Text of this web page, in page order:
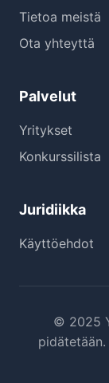
Tietoa meistä
Ota yhteyttä
Palvelut
Yritykset
Konkurssilista
Juridiikka
Käyttöehdot
© 2025